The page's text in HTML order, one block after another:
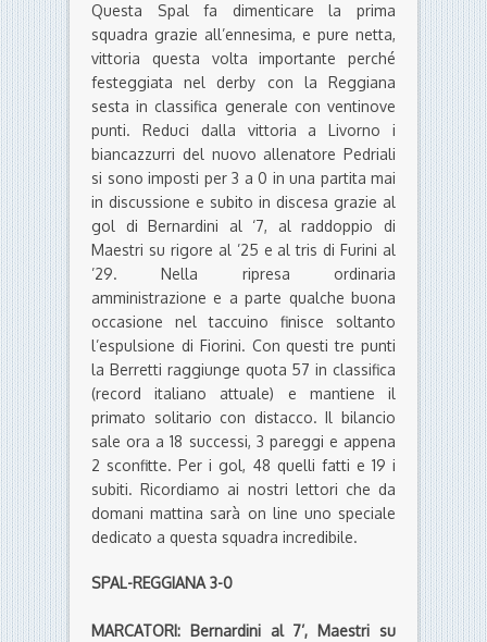
Questa Spal fa dimenticare la prima
squadra grazie all’ennesima, e pure netta,
vittoria questa volta importante perché
festeggiata nel derby con la Reggiana
sesta in classifica generale con ventinove
punti. Reduci dalla vittoria a Livorno i
biancazzurri del nuovo allenatore Pedriali
si sono imposti per 3 a 0 in una partita mai
in discussione e subito in discesa grazie al
gol di Bernardini al ‘7, al raddoppio di
Maestri su rigore al ’25 e al tris di Furini al
’29. Nella ripresa ordinaria
amministrazione e a parte qualche buona
occasione nel taccuino finisce soltanto
l’espulsione di Fiorini. Con questi tre punti
la Berretti raggiunge quota 57 in classifica
(record italiano attuale) e mantiene il
primato solitario con distacco. Il bilancio
sale ora a 18 successi, 3 pareggi e appena
2 sconfitte. Per i gol, 48 quelli fatti e 19 i
subiti. Ricordiamo ai nostri lettori che da
domani mattina sarà on line uno speciale
dedicato a questa squadra incredibile.
SPAL-REGGIANA 3-0
MARCATORI: Bernardini al 7’, Maestri su